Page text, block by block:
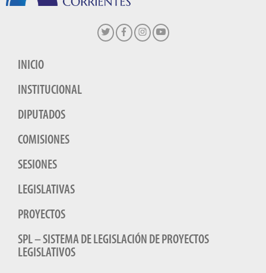
INICIO
INSTITUCIONAL
DIPUTADOS
COMISIONES
SESIONES
LEGISLATIVAS
PROYECTOS
SPL – SISTEMA DE LEGISLACIÓN DE PROYECTOS
LEGISLATIVOS